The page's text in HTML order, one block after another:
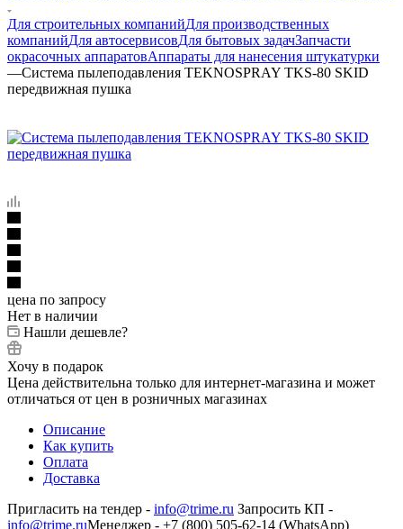
Для строительных компанийДля производственных
компанийДля автосервисовДля бытовых задачЗапчасти
окрасочных аппаратовАппараты для нанесения штукатурки
—Система пылеподавления TEKNOSPRAY TKS-80 SKID
передвижная пушка
цена по запросу
Нет в наличии
Нашли дешевле?
Хочу в подарок
Цена действительна только для интернет-магазина и может
отличаться от цен в розничных магазинах
Описание
Как купить
Оплата
Доставка
Пригласить на тендер - info@trime.ru Запросить КП -
info@trime.ruМенеджер - +7 (800) 505-62-14 (WhatsApp)